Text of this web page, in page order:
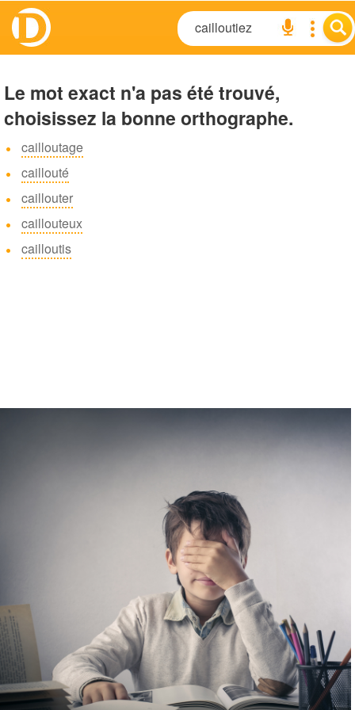
Le mot exact n'a pas été trouvé,
choisissez la bonne orthographe.
cailloutage
caillouté
caillouter
caillouteux
cailloutis